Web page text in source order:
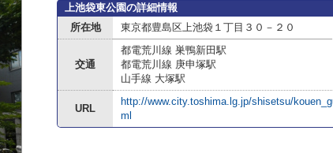
上池袋東公園の詳細情報
所在地
東京都豊島区上池袋１丁目３０－２０
交通
都電荒川線 巣鴨新田駅
都電荒川線 庚申塚駅
山手線 大塚駅
URL
http://www.city.toshima.lg.jp/shisetsu/
ml